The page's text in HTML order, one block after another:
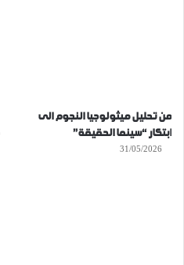
من تحليل ميثولوجيا النجوم الى
ابتكار “سينما الحقيقة”
31/05/2026